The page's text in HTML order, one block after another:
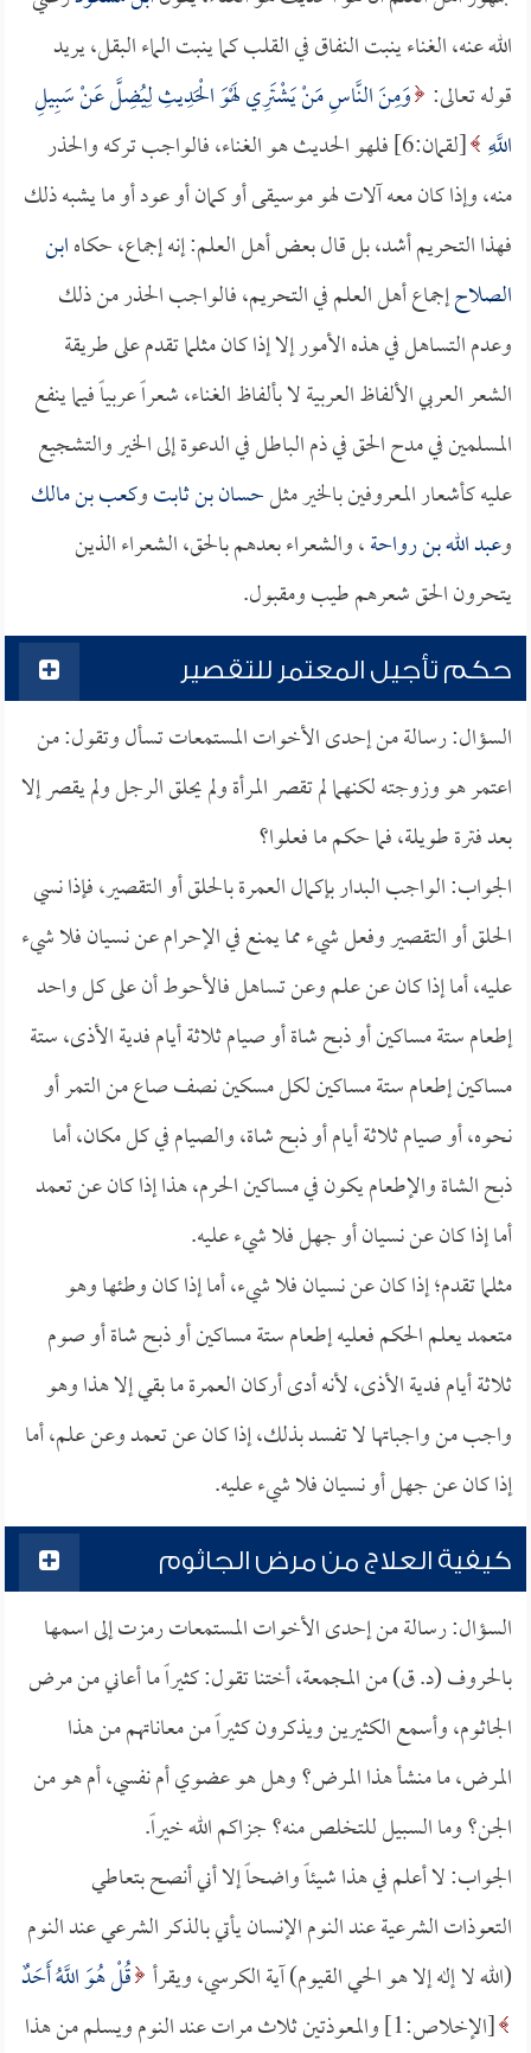
الله عنه، الغناء ينبت النفاق في القلب كما ينبت الماء البقل، يريد
قوله تعالى: وَمِنَ النَّاسِ مَنْ يَشْتَرِي لَهْوَ الْحَدِيثِ لِيُضِلَّ عَنْ سَبِيلِ
اللَّهِ
[لقمان:6] فلهو الحديث هو الغناء، فالواجب تركه والحذر
منه، وإذا كان معه آلات لهو موسيقى أو كمان أو عود أو ما يشبه ذلك
فهذا التحريم أشد، بل قال بعض أهل العلم: إنه إجماع، حكاهابن
الصلاحإجماع أهل العلم في التحريم، فالواجب الحذر من ذلك
وعدم التساهل في هذه الأمور إلا إذا كان مثلما تقدم على طريقة
الشعر العربي الألفاظ العربية لا بألفاظ الغناء، شعراً عربياً فيما ينفع
المسلمين في مدح الحق في ذم الباطل في الدعوة إلى الخير والتشجيع
عليه كأشعار المعروفين بالخير مثلحسان بن ثابتوكعب بن مالك
وعبد الله بن رواحة، والشعراء بعدهم بالحق، الشعراء الذين
يتحرون الحق شعرهم طيب ومقبول.
حكم تأجيل المعتمر للتقصير
السؤال: رسالة من إحدى الأخوات المستمعات تسأل وتقول: من
اعتمر هو وزوجته لكنهما لم تقصر المرأة ولم يحلق الرجل ولم يقصر إلا
بعد فترة طويلة، فما حكم ما فعلوا؟
الجواب: الواجب البدار بإكمال العمرة بالحلق أو التقصير، فإذا نسي
الحلق أو التقصير وفعل شيء مما يمنع في الإحرام عن نسيان فلا شيء
عليه، أما إذا كان عن علم وعن تساهل فالأحوط أن على كل واحد
إطعام ستة مساكين أو ذبح شاة أو صيام ثلاثة أيام فدية الأذى، ستة
مساكين إطعام ستة مساكين لكل مسكين نصف صاع من التمر أو
نحوه، أو صيام ثلاثة أيام أو ذبح شاة، والصيام في كل مكان، أما
ذبح الشاة والإطعام يكون في مساكين الحرم، هذا إذا كان عن تعمد
أما إذا كان عن نسيان أو جهل فلا شيء عليه.
مثلما تقدم؛ إذا كان عن نسيان فلا شيء، أما إذا كان وطئها وهو
متعمد يعلم الحكم فعليه إطعام ستة مساكين أو ذبح شاة أو صوم
ثلاثة أيام فدية الأذى، لأنه أدى أركان العمرة ما بقي إلا هذا وهو
واجب من واجباتها لا تفسد بذلك، إذا كان عن تعمد وعن علم، أما
إذا كان عن جهل أو نسيان فلا شيء عليه.
كيفية العلاج من مرض الجاثوم
السؤال: رسالة من إحدى الأخوات المستمعات رمزت إلى اسمها
بالحروف (د. ق) من المجمعة، أختنا تقول: كثيراً ما أعاني من مرض
الجاثوم، وأسمع الكثيرين ويذكرون كثيراً من معاناتهم من هذا
المرض، ما منشأ هذا المرض؟ وهل هو عضوي أم نفسي، أم هو من
الجن؟ وما السبيل للتخلص منه؟ جزاكم الله خيراً.
الجواب: لا أعلم في هذا شيئاً واضحاً إلا أني أنصح بتعاطي
التعوذات الشرعية عند النوم الإنسان يأتي بالذكر الشرعي عند النوم
(الله لا إله إلا هو الحي القيوم) آية الكرسي، ويقرأ قُلْ هُوَ اللَّهُ أَحَدٌ
[الإخلاص:1] والمعوذتين ثلاث مرات عند النوم ويسلم من هذا